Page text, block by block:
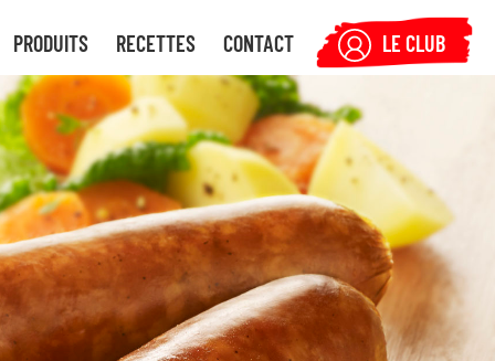
PRODUITS RECETTES CONTACT LE CLUB